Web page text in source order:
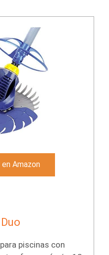
Amazon
piscinas con